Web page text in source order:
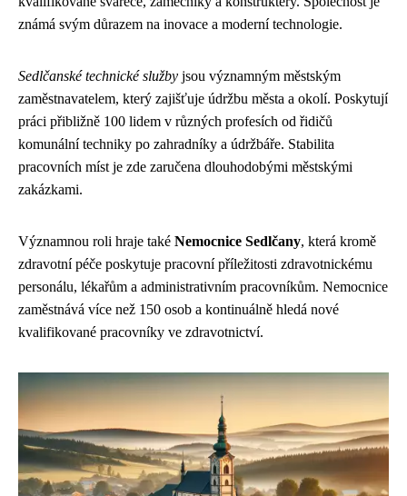
známá svým důrazem na inovace a moderní technologie.
Sedlčanské technické služby jsou významným městským
zaměstnavatelem, který zajišťuje údržbu města a okolí. Poskytují
práci přibližně 100 lidem v různých profesích od řidičů
komunální techniky po zahradníky a údržbáře. Stabilita
pracovních míst je zde zaručena dlouhodobými městskými
zakázkami.
Významnou roli hraje také Nemocnice Sedlčany, která kromě
zdravotní péče poskytuje pracovní příležitosti zdravotnickému
personálu, lékařům a administrativním pracovníkům. Nemocnice
zaměstnává více než 150 osob a kontinuálně hledá nové
kvalifikované pracovníky ve zdravotnictví.